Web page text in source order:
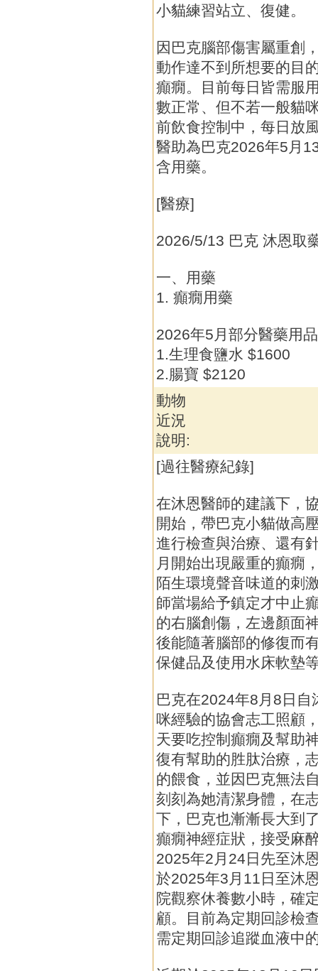
小貓練習站立、復健。
因巴克腦部傷害屬重創
動作達不到所想要的目
癲癇。目前每日皆需服
數正常、但不若一般貓
前飲食控制中，每日放
醫助為巴克2026年5月
含用藥。
[醫療]
2026/5/13 巴克 沐恩取
一、用藥
1. 癲癇用藥
2026年5月部分醫藥用品
1.生理食鹽水 $1600
2.腸寶 $2120
動物
近況
說明:
[過往醫療紀錄]
在沐恩醫師的建議下，
開始，帶巴克小貓做高
進行檢查與治療、還有
月開始出現嚴重的癲癇
陌生環境聲音味道的刺
師當場給予鎮定才中止
的右腦創傷，左邊顏面
後能隨著腦部的修復而
保健品及使用水床軟墊
巴克在2024年8月8日
咪經驗的協會志工照顧
天要吃控制癲癇及幫助
復有幫助的胜肽治療，
的餵食，並因巴克無法
刻刻為她清潔身體，在
下，巴克也漸漸長大到
癲癇神經症狀，接受麻
2025年2月24日先至沐
於2025年3月11日至沐
院觀察休養數小時，確
顧。目前為定期回診檢
需定期回診追蹤血液中